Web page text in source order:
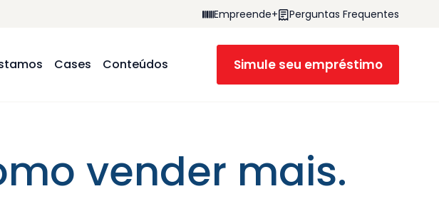
Empreende+ Perguntas Frequentes
Cases Conteúdos Simule seu empréstimo
vender mais.